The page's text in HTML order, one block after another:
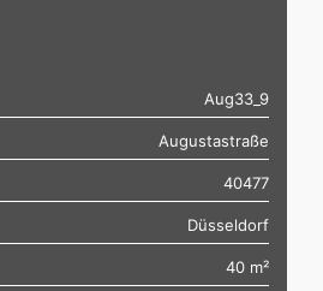
Aug33_9
Augustastraße
40477
Düsseldorf
40 m²